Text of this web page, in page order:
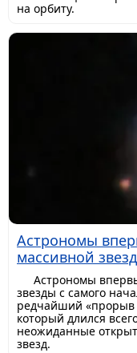
на орбиту.
Астрономы
массивной
Астрономы
звезды с самого
редчайший «прорыв
который длился
неожиданные
звезд.